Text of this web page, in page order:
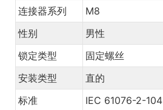
连接器系列
M8
性别
男性
锁定类型
固定螺丝
安装类型
直的
标准
IEC 61076-2-104